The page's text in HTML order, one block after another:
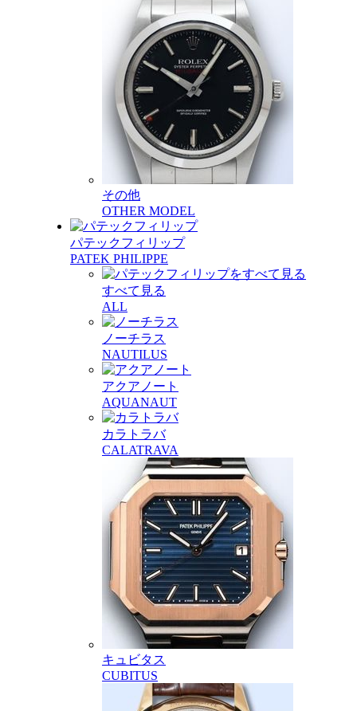
その他
OTHER MODEL
パテックフィリップ
PATEK PHILIPPE
すべて見る
ALL
ノーチラス
NAUTILUS
アクアノート
AQUANAUT
カラトラバ
CALATRAVA
キュビタス
CUBITUS